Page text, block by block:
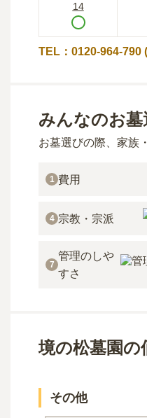
14
TEL：0120-964-790
みんなのお
お墓選びの際、家族
1 費用
4 宗教・宗派
7
管理のしや
すさ
境の松墓園の
その他